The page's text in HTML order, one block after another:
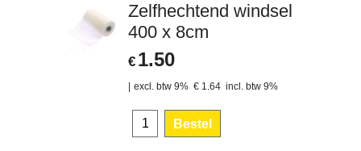
Zelfhechtend windsel
400 x 8cm
€ 1.50
excl. btw 9% € 1.64 incl. btw 9%
Bestel